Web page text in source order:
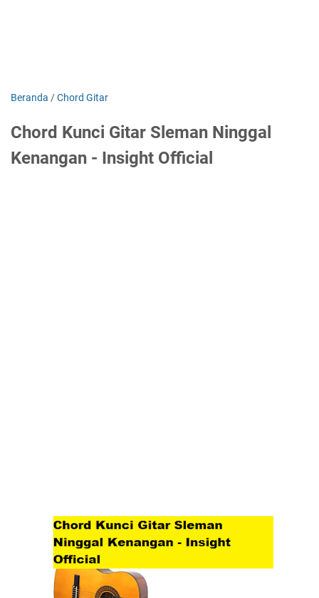
Beranda /Chord Gitar
Chord Kunci Gitar Sleman Ninggal
Kenangan - Insight Official